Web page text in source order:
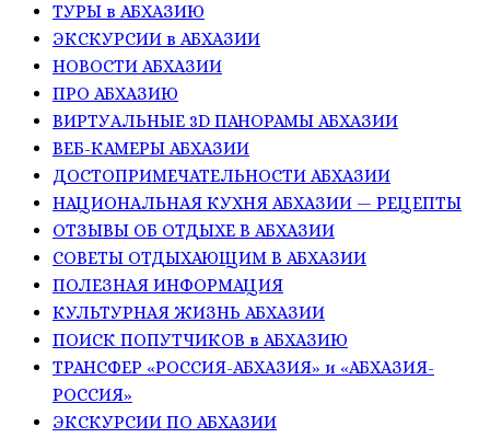
ТУРЫ в АБХАЗИЮ
ЭКСКУРСИИ в АБХАЗИИ
НОВОСТИ АБХАЗИИ
ПРО АБХАЗИЮ
ВИРТУАЛЬНЫЕ 3D ПАНОРАМЫ АБХАЗИИ
ВЕБ-КАМЕРЫ АБХАЗИИ
ДОСТОПРИМЕЧАТЕЛЬНОСТИ АБХАЗИИ
НАЦИОНАЛЬНАЯ КУХНЯ АБХАЗИИ — РЕЦЕПТЫ
ОТЗЫВЫ ОБ ОТДЫХЕ В АБХАЗИИ
СОВЕТЫ ОТДЫХАЮЩИМ В АБХАЗИИ
ПОЛЕЗНАЯ ИНФОРМАЦИЯ
КУЛЬТУРНАЯ ЖИЗНЬ АБХАЗИИ
ПОИСК ПОПУТЧИКОВ в АБХАЗИЮ
ТРАНСФЕР «РОССИЯ-АБХАЗИЯ» и «АБХАЗИЯ-
РОССИЯ»
ЭКСКУРСИИ ПО АБХАЗИИ